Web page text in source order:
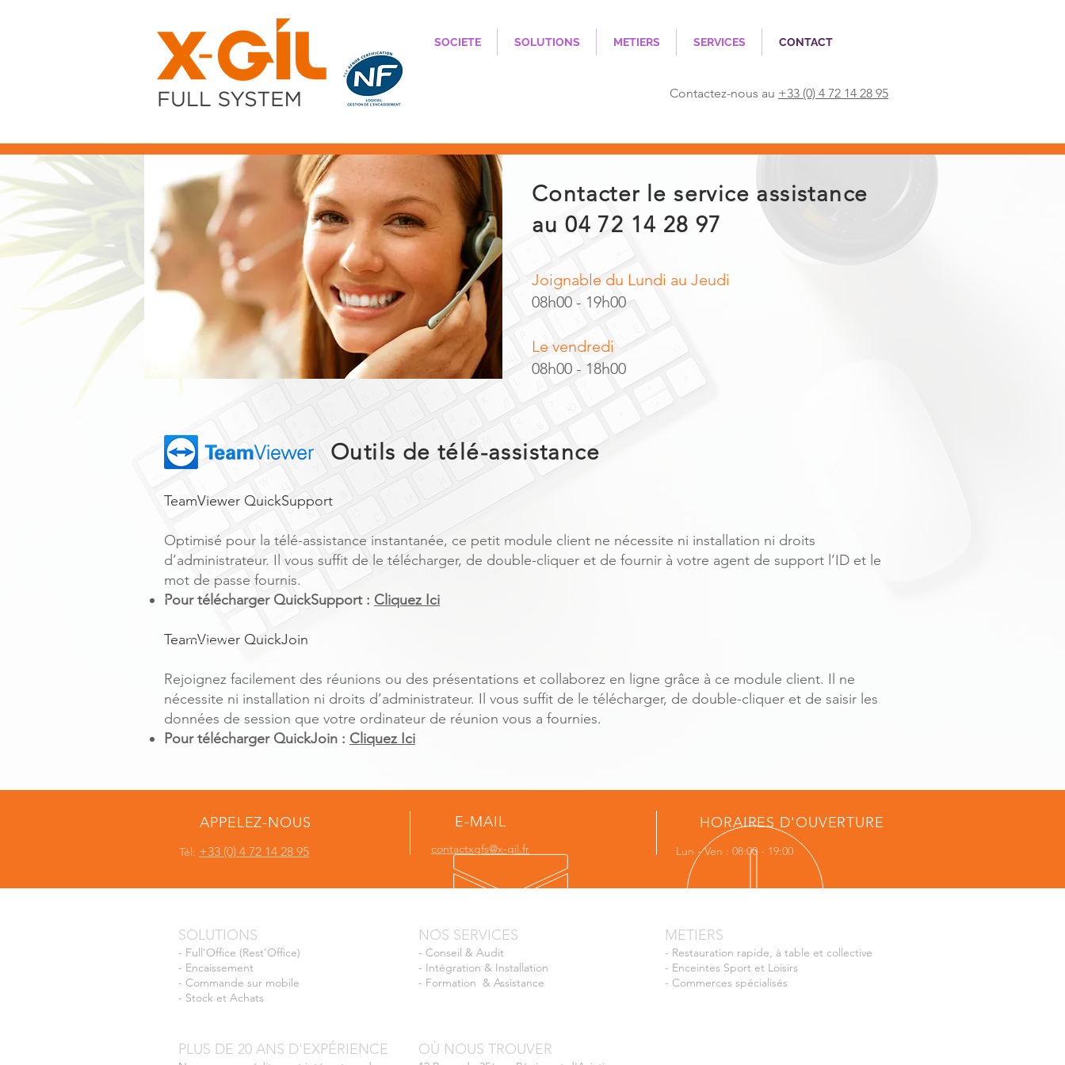
SOCIETE SOLUTIONS METIERS SERVICES CONTACT
Contactez-nous au +33 (0) 4 72 14 28 95
Contacter le service assistance
au 04 72 14 28 97
Joignable du Lundi au Jeudi
08h00 - 19h00
Le vendredi
08h00 - 18h00
Outils de télé-assistance
TeamViewer QuickSupport
Optimisé pour la télé-assistance instantanée, ce petit module client ne nécessite ni installation ni droits
d’administrateur. Il vous suffit de le télécharger, de double-cliquer et de fournir à votre agent de support l’ID et le
mot de passe fournis.
Pour télécharger QuickSupport : Cliquez Ici
TeamViewer QuickJoin
Rejoignez facilement des réunions ou des présentations et collaborez en ligne grâce à ce module client. Il ne
nécessite ni installation ni droits d’administrateur. Il vous suffit de le télécharger, de double-cliquer et de saisir les
données de session que votre ordinateur de réunion vous a fournies.
Pour télécharger QuickJoin : Cliquez Ici
APPELEZ-NOUS
Tél: +33 (0) 4 72 14 28 95
E-MAIL
contactxgfs@x-gil.fr
HORAIRES D'OUVERTURE
Lun - Ven : 08:00 - 19:00
SOLUTIONS
- Full'Office (Rest'Office)
- Encaissement
- Commande sur mobile
- Stock et Achats
PLUS DE 20 ANS D'EXPÉRIENCE
NOS SERVICES
- Conseil & Audit
- Intégration & Installation
- Formation & Assistance
OÙ NOUS TROUVER
METIERS
- Restauration rapide, à table et collective
- Enceintes Sport et Loisirs
- Commerces spécialisés